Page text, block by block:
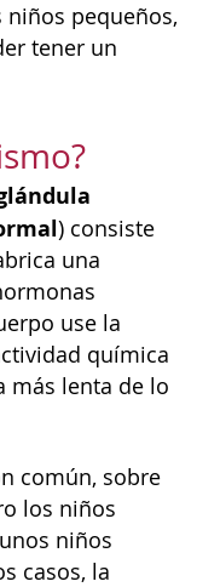
niños pequeños,
tener un
) consiste
una
use la
química
más lenta de lo
común, sobre
los niños
niños
casos, la